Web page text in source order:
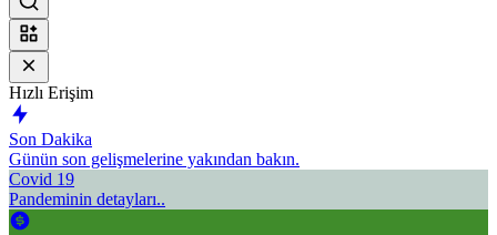
Hızlı Erişim
Son Dakika
Günün son gelişmelerine yakından bakın.
Covid 19
Pandeminin detayları..